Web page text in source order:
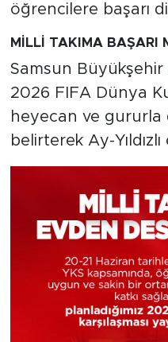
öğrencilere başarı
MİLLİ TAKIMA BAŞARI
Samsun Büyükşehir
2026 FIFA Dünya
heyecan ve gururla
belirterek Ay-